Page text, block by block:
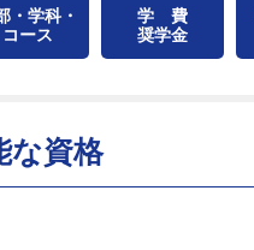
・学科・
コース
学 費
奨学金
な資格